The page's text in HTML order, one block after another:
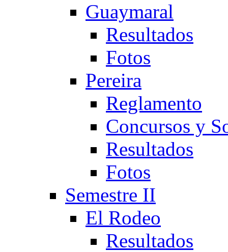
Guaymaral
Resultados
Fotos
Pereira
Reglamento
Concursos y
Resultados
Fotos
Semestre II
El Rodeo
Resultados